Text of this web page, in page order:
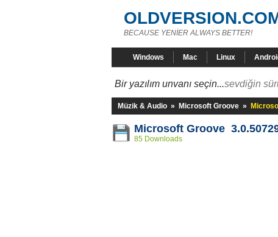
BECAUSE YENİER ALWAYS BETTER!
Windows Mac Linux
Bir yazılım unvanı seçin...sevdiğin
Müzik & Audio » Microsoft Groove »
Microsoft Groove
85 Downloads